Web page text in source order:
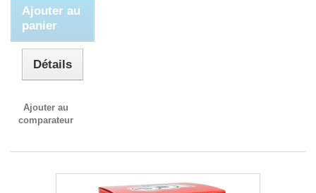
Ajouter au
panier
Détails
Ajouter au
comparateur